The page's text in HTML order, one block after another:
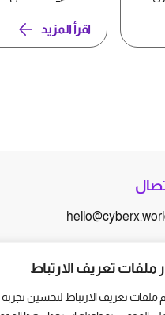
ملفات تعريف الارتباط
ملفات تعريف الارتباط لتحسين
اقرأ المزيد